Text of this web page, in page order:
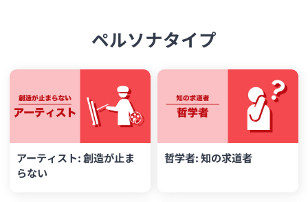
ペルソナタイプ
アーティスト: 創造が止ま
らない
哲学者: 知の求道者